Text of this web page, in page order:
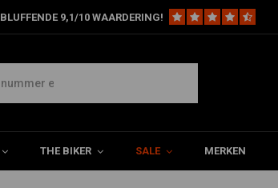
9,1/10 WAARDERING!
THE BIKER SALE MERKEN
Handvatten - Billet Aluminium